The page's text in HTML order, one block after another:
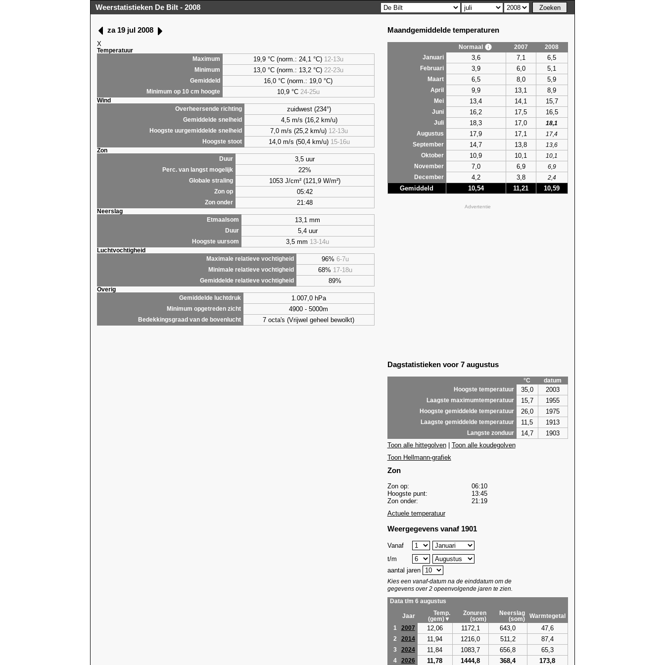
Weerstatistieken De Bilt - 2008
za 19 jul 2008
X
Temperatuur
Maximum
19,9 °C (norm.: 24,1 °C) 12-13u
Minimum 13,0 °C (norm.: 13,2 °C) 22-23u
Gemiddeld 16,0 °C (norm.: 19,0 °C)
Minimum op 10 cm hoogte 10,9 °C 24-25u
Wind
Overheersende richting
zuidwest (234°)
Gemiddelde snelheid 4,5 m/s (16,2 km/u)
Hoogste uurgemiddelde snelheid 7,0 m/s (25,2 km/u) 12-13u
Hoogste stoot 14,0 m/s (50,4 km/u) 15-16u
Zon
Duur
3,5 uur
Perc. van langst mogelijk 22%
Globale straling 1053 J/cm² (121,9 W/m²)
Zon op 05:42
Zon onder 21:48
Neerslag
Etmaalsom
13,1 mm
Duur 5,4 uur
Hoogste uursom 3,5 mm 13-14u
Luchtvochtigheid
Maximale relatieve vochtigheid
96% 6-7u
Minimale relatieve vochtigheid 68% 17-18u
Gemiddelde relatieve vochtigheid 89%
Overig
Gemiddelde luchtdruk
1.007,0 hPa
Minimum opgetreden zicht 4900 - 5000m
Bedekkingsgraad van de bovenlucht 7 octa's (Vrijwel geheel bewolkt)
Maandgemiddelde temperaturen
Normaal 2007
2008
Januari
3,6 7,1 6,5
Februari 3,9 6,0 5,1
Maart 6,5 8,0 5,9
April 9,9 13,1 8,9
Mei 13,4 14,1 15,7
Juni 16,2 17,5 16,5
Juli 18,3 17,0
18,1
Augustus
17,9 17,1
17,4
September
14,7 13,8
13,6
Oktober
10,9 10,1
10,1
November
7,0 6,9
6,9
December
4,2 3,8 2,4
Gemiddeld 10,54 11,21 10,59
Advertentie
Dagstatistieken voor 7 augustus
°C
datum
Hoogste temperatuur
35,0 2003
Laagste maximumtemperatuur 15,7 1955
Hoogste gemiddelde temperatuur 26,0 1975
Laagste gemiddelde temperatuur 11,5 1913
Langste zonduur 14,7
1903
Toon alle hittegolven| Toon alle koudegolven
Toon Hellmann-grafiek
Zon
Zon op:
06:10
Hoogste punt:
13:45
Zon onder:
21:19
Actuele temperatuur
Weergegevens vanaf 1901
Vanaf
t/m
aantal jaren
Kies een vanaf-datum na de einddatum om de
gegevens over 2 opeenvolgende jaren te zien.
Data t/m 6 augustus
Jaar
Temp.
(gem)▼
Zonuren
(som)
Neerslag
(som)
Warmtegetal
1
2007 12,06 1172,1 643,0 47,6
2 2014 11,94 1216,0 511,2 87,4
3 2024 11,84 1083,7 656,8 65,3
4 2026 11,78 1444,8 368,4 173,8